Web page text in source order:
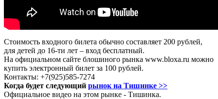
Стоимость входного билета обычно составляет 200 рублей,
для детей до 16-ти лет – вход бесплатный.
На официальном сайте блошиного рынка www.bloxa.ru можно
купить электронный билет за 100 рублей.
Контакты: +7(925)585-7274
Когда будет следующий рынок на Тишинке >>
Официальное видео на этом рынке - Тишинка.